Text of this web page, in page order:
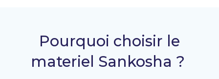
Pourquoi choisir le
materiel Sankosha ?